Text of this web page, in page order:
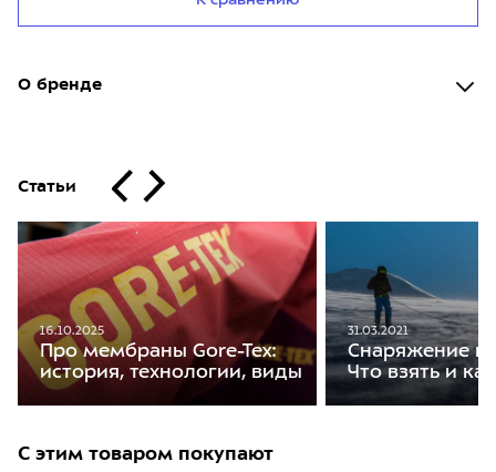
О бренде
Статьи
16.10.2025
Про мембраны Gore-Tex:
история, технологии, виды
31.03.2021
Снаряжение
Что взять и
С этим товаром покупают